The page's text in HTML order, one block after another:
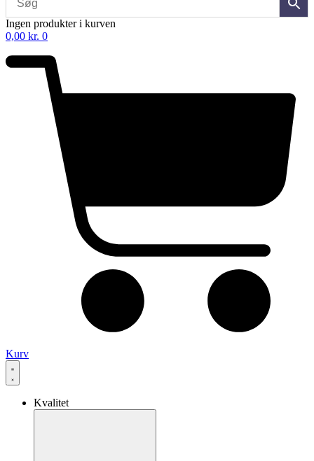
Ingen produkter i kurven
0,00 kr. 0
Kurv
Kvalitet